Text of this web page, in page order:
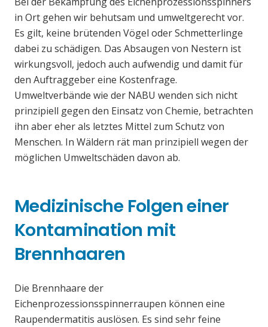
in Ort gehen wir behutsam und umweltgerecht vor.
Es gilt, keine brütenden Vögel oder Schmetterlinge
dabei zu schädigen. Das Absaugen von Nestern ist
wirkungsvoll, jedoch auch aufwendig und damit für
den Auftraggeber eine Kostenfrage.
Umweltverbände wie der NABU wenden sich nicht
prinzipiell gegen den Einsatz von Chemie, betrachten
ihn aber eher als letztes Mittel zum Schutz von
Menschen. In Wäldern rät man prinzipiell wegen der
möglichen Umweltschäden davon ab.
Medizinische Folgen einer
Kontamination mit
Brennhaaren
Die Brennhaare der
Eichenprozessionsspinnerraupen können eine
Raupendermatitis auslösen. Es sind sehr feine